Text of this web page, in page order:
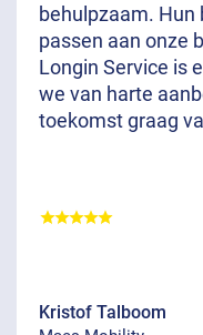
behulpzaam. Hun
passen aan onze
Longin Service is
we van harte
toekomst graag
Kristof Talboom